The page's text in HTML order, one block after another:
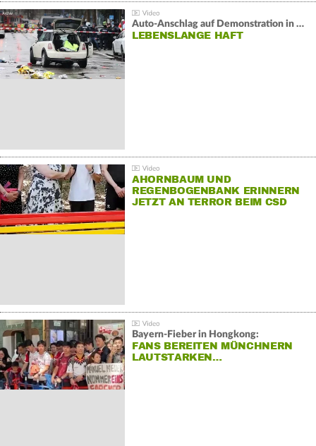
Auto-Anschlag auf Demonstration in München:
LEBENSLANGE HAFT
AHORNBAUM UND
REGENBOGENBANK ERINNERN
JETZT AN TERROR BEIM CSD
Bayern-Fieber in Hongkong:
FANS BEREITEN MÜNCHNERN
LAUTSTARKEN…